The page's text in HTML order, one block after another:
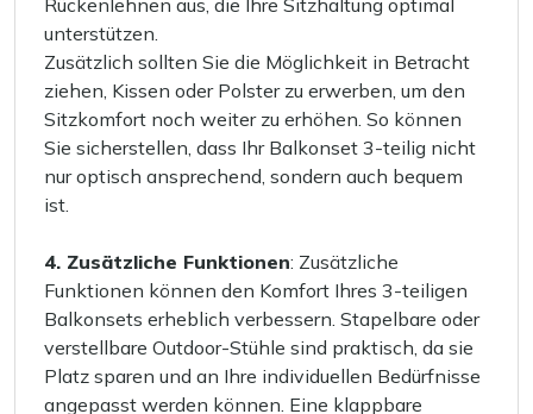
unterstützen.
Zusätzlich sollten Sie die Möglichkeit in Betracht
ziehen, Kissen oder Polster zu erwerben, um den
Sitzkomfort noch weiter zu erhöhen. So können
Sie sicherstellen, dass Ihr Balkonset 3-teilig nicht
nur optisch ansprechend, sondern auch bequem
ist.
4. Zusätzliche Funktionen: Zusätzliche
Funktionen können den Komfort Ihres 3-teiligen
Balkonsets erheblich verbessern. Stapelbare oder
verstellbare Outdoor-Stühle sind praktisch, da sie
Platz sparen und an Ihre individuellen Bedürfnisse
angepasst werden können. Eine klappbare